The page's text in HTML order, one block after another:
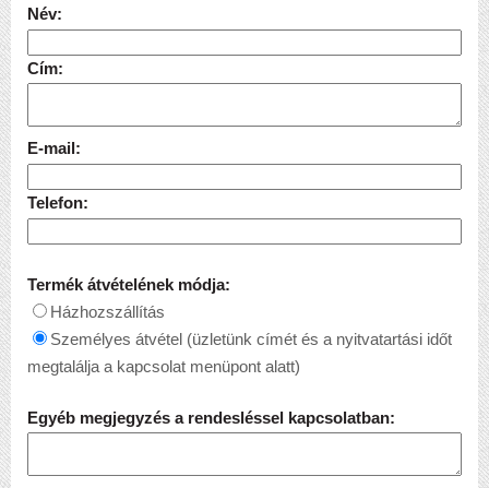
Név:
Cím:
E-mail:
Telefon:
Termék átvételének módja:
Házhozszállítás
Személyes átvétel (üzletünk címét és a nyitvatartási időt
megtalálja a kapcsolat menüpont alatt)
Egyéb megjegyzés a rendesléssel kapcsolatban: